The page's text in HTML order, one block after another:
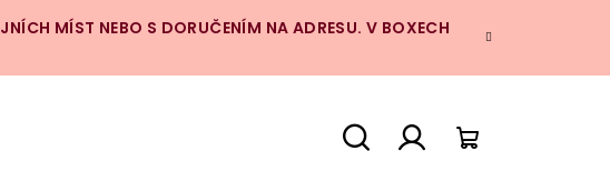
MÍST NEBO S DORUČENÍM NA ADRESU. V BOXECH